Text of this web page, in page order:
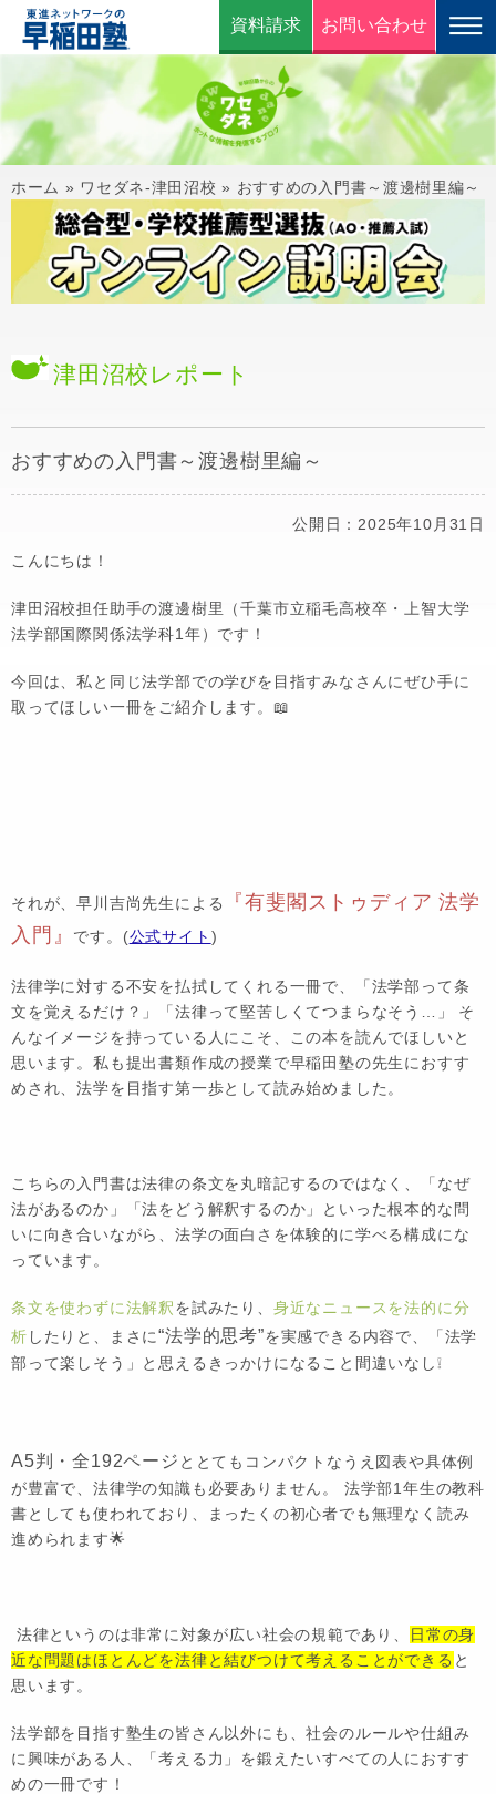
資料請求 お問い合わせ
ホーム » ワセダネ-津田沼校 » おすすめの入門書～渡邊樹里編～
津田沼校 レポート
おすすめの入門書～渡邊樹里編～
公開日：2025年10月31日
こんにちは！
津田沼校担任助手の渡邊樹里（千葉市立稲毛高校卒・上智大学
法学部国際関係法学科1年）です！
今回は、私と同じ法学部での学びを目指すみなさんにぜひ手に
取ってほしい一冊をご紹介します。📖
それが、早川吉尚先生による
『有斐閣ストゥディア 法学
入門』
です。(公式サイト )
法律学に対する不安を払拭してくれる一冊で、「法学部って条
文を覚えるだけ？」「法律って堅苦しくてつまらなそう…」 そ
んなイメージを持っている人にこそ、この本を読んでほしいと
思います。私も提出書類作成の授業で早稲田塾の先生におすす
めされ、法学を目指す第一歩として読み始めました。
こちらの入門書は法律の条文を丸暗記するのではなく、「なぜ
法があるのか」「法をどう解釈するのか」といった根本的な問
いに向き合いながら、法学の面白さを体験的に学べる構成にな
っています。
条文を使わずに法解釈を試みたり、 身近なニュースを法的に分
析 したりと、まさに“法学的思考”を実感できる内容で、「法学
部って楽しそう」と思えるきっかけになること間違いなし❕
A5判・全192ページ ととてもコンパクトなうえ図表や具体例
が豊富で、法律学の知識も必要ありません。 法学部1年生の教科
書としても使われており、まったくの初心者でも無理なく読み
進められます🌟
法律というのは非常に対象が広い社会の規範であり、
日常の身
近な問題はほとんどを法律と結びつけて考えることができる と
思います。
法学部を目指す塾生の皆さん以外にも、社会のルールや仕組み
に興味がある人、「考える力」を鍛えたいすべての人におすす
めの一冊です！